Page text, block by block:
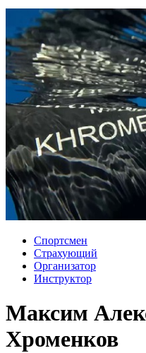
Спортсмен
Страхующий
Организатор
Инструктор
Максим
Хроменков